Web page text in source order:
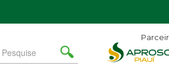
Search
for